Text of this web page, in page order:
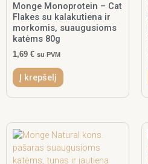
Monge Monoprotein – Cat
Flakes su kalakutiena ir
morkomis, suaugusioms
katėms 80g
1,69 € su PVM
Į krepšelį